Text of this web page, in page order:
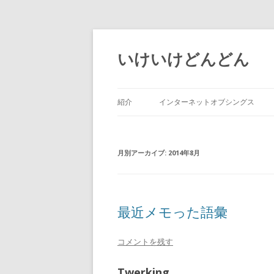
いけいけどんどん
紹介 インターネットオブシングス
月別アーカイブ: 2014年8月
最近メモった語彙
コメントを残す